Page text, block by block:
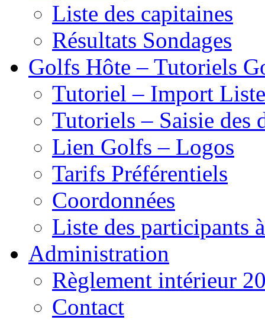
Liste des capitaines
Résultats Sondages
Golfs Hôte – Tutoriels
Tutoriel – Import
Tutoriels – Saisie des
Lien Golfs – Logos
Tarifs Préférentiels
Coordonnées
Liste des participants
Administration
Règlement intérieur
Contact